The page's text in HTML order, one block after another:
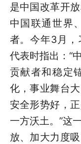
是中国改革开
中国联通世界
者。今年3月，
代表时指出：“
贡献者和稳定
化，事业舞台
安全形势好，
一方沃土。”这
放、加大力度